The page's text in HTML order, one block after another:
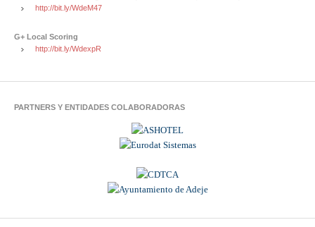
http://bit.ly/WdeM47
G+ Local Scoring
http://bit.ly/WdexpR
PARTNERS Y ENTIDADES COLABORADORAS